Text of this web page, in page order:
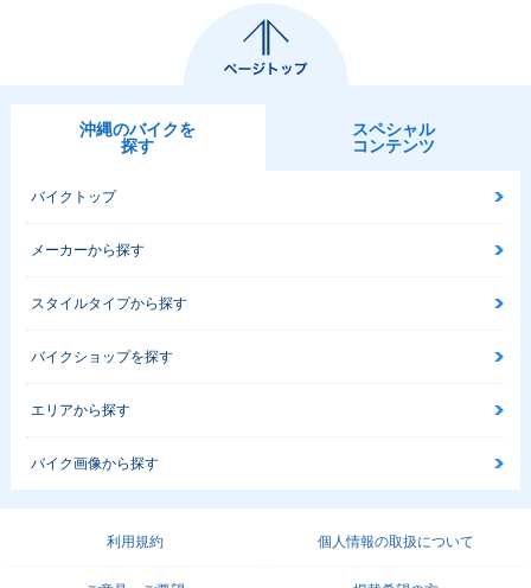
沖縄のバイクを
探す
スペシャル
コンテンツ
バイクトップ
メーカーから探す
スタイルタイプから探す
バイクショップを探す
エリアから探す
バイク画像から探す
利用規約 個人情報の取扱について